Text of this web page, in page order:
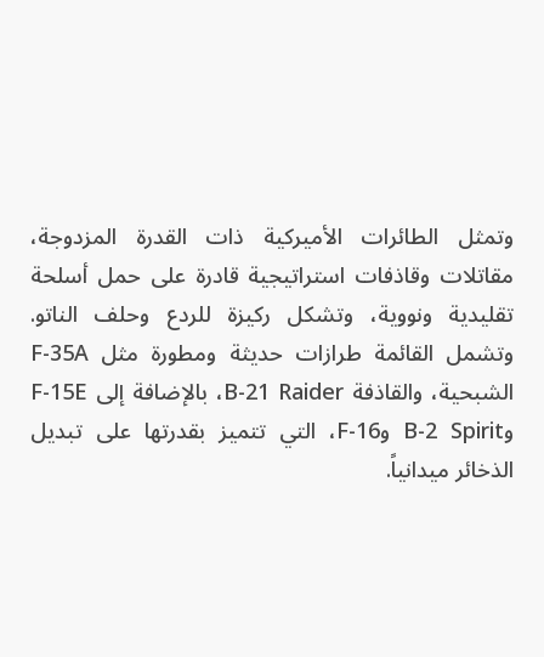
وتمثل الطائرات الأميركية ذات القدرة المزدوجة،
مقاتلات وقاذفات استراتيجية قادرة على حمل أسلحة
تقليدية ونووية، وتشكل ركيزة للردع وحلف الناتو.
وتشمل القائمة طرازات حديثة ومطورة مثل F-35A
الشبحية، والقاذفة B-21 Raider، بالإضافة إلى F-15E
وB-2 Spirit وF-16، التي تتميز بقدرتها على تبديل
الذخائر ميدانياً.